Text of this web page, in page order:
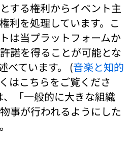
する権利からイベント主
利を処理しています。こ
は当プラットフォームか
諾を得ることが可能とな
べています。 (音楽と知的
はこちらをご覧くださ
「一般的に大きな組織
事が行われるようにした